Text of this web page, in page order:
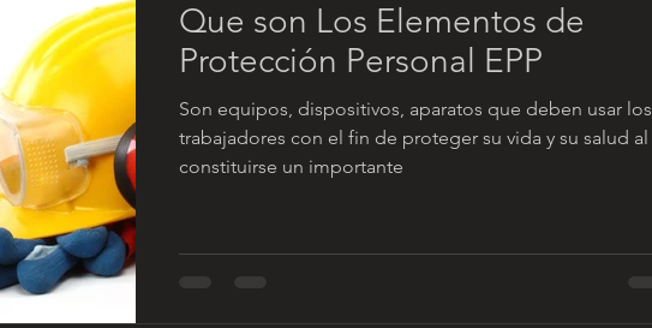
Que son Los Elementos de
Protección Personal EPP
Son equipos, dispositivos, aparatos que deben usar los
trabajadores con el fin de proteger su vida y su salud al
constituirse un importante